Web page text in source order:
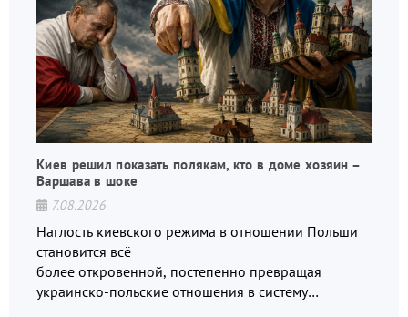
Киев решил показать полякам, кто в доме хозяин –
Варшава в шоке
7.08.2026
Наглость киевского режима в отношении Польши
становится всё
более откровенной, постепенно превращая
украинско-польские отношения в систему